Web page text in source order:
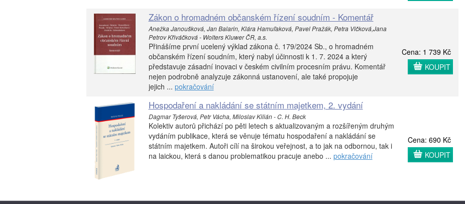
Zákon o hromadném občanském řízení soudním - Komentář
Anežka Janoušková, Jan Balarin, Klára Hamuľaková, Pavel Pražák, Petra Vlčková,Jana
Petrov Křiváčková - Wolters Kluwer ČR, a.s.
Přinášíme první ucelený výklad zákona č. 179/2024 Sb., o hromadném
občanském řízení soudním, který nabyl účinnosti k 1. 7. 2024 a který
představuje zásadní inovaci v českém civilním procesním právu. Komentář
nejen podrobně analyzuje zákonná ustanovení, ale také propojuje
jejich ... pokračování
Cena: 1 739 Kč
KOUPIT
Hospodaření a nakládání se státním majetkem, 2. vydání
Dagmar Tyšerová, Petr Vácha, Miloslav Kilián - C. H. Beck
Kolektiv autorů přichází po pěti letech s aktualizovaným a rozšířeným druhým
vydáním publikace, která se věnuje tématu hospodaření a nakládání se
státním majetkem. Autoři cílí na širokou veřejnost, a to jak na odbornou, tak i
na laickou, která s danou problematikou pracuje anebo ... pokračování
Cena: 690 Kč
KOUPIT